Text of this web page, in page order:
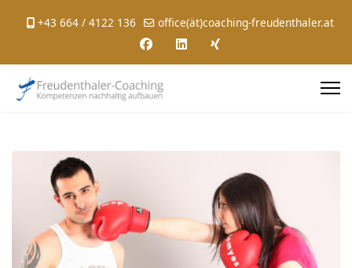
+43 664 / 4122 136 office(ät)coaching-freudenthaler.at